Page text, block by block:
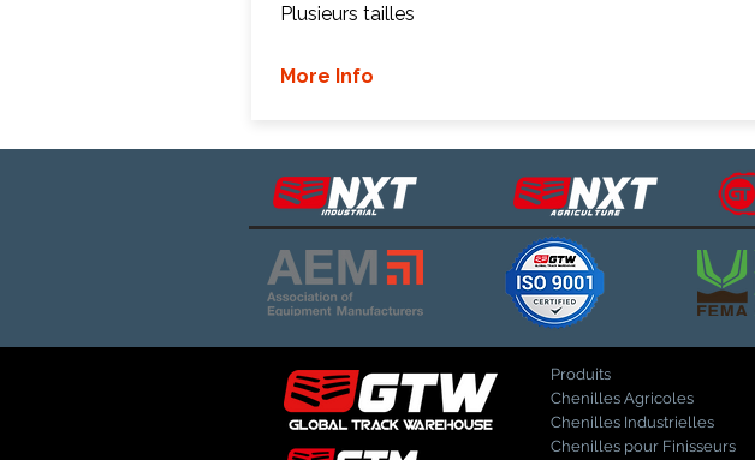
Plusieurs tailles
More Info
Produits
Chenilles Agricoles
Chenilles Industrielles
Chenilles pour Finisseurs